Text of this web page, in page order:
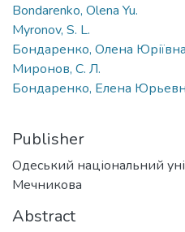
Bondarenko, Olena Yu.
Myronov, S. L.
Бондаренко, Олена Юріївна
Миронов, С. Л.
Бондаренко, Елена
Publisher
Одеський національний
Мечникова
Abstract